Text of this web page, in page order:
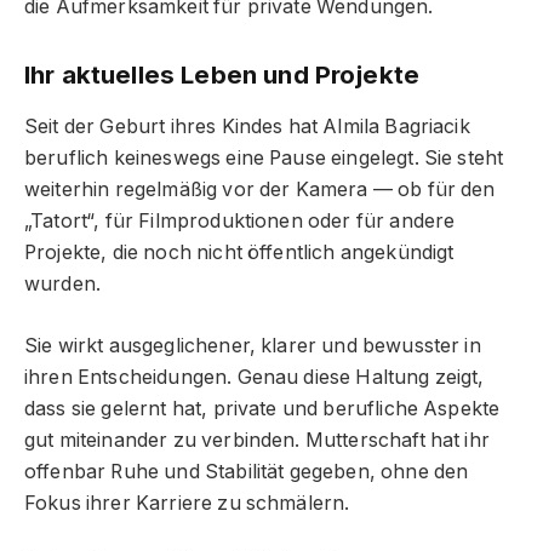
die Aufmerksamkeit für private Wendungen.
Ihr aktuelles Leben und Projekte
Seit der Geburt ihres Kindes hat Almila Bagriacik
beruflich keineswegs eine Pause eingelegt. Sie steht
weiterhin regelmäßig vor der Kamera — ob für den
„Tatort“, für Filmproduktionen oder für andere
Projekte, die noch nicht öffentlich angekündigt
wurden.
Sie wirkt ausgeglichener, klarer und bewusster in
ihren Entscheidungen. Genau diese Haltung zeigt,
dass sie gelernt hat, private und berufliche Aspekte
gut miteinander zu verbinden. Mutterschaft hat ihr
offenbar Ruhe und Stabilität gegeben, ohne den
Fokus ihrer Karriere zu schmälern.